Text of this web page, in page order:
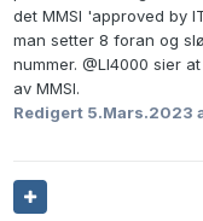
det MMSI 'approved by
man setter 8 foran og
nummer. @LI4000 sier
av MMSI.
Redigert 5.Mars.2023